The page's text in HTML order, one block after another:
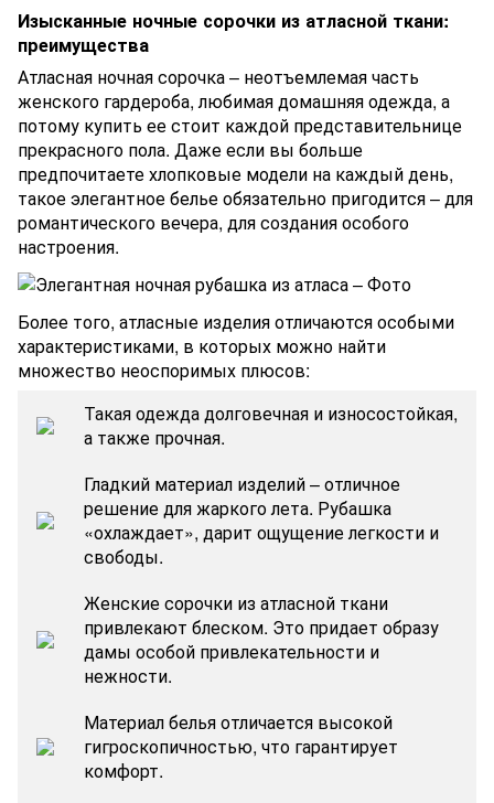
Изысканные ночные сорочки из атласной ткани:
преимущества
Атласная ночная сорочка – неотъемлемая часть
женского гардероба, любимая домашняя одежда, а
потому купить ее стоит каждой представительнице
прекрасного пола. Даже если вы больше
предпочитаете хлопковые модели на каждый день,
такое элегантное белье обязательно пригодится – для
романтического вечера, для создания особого
настроения.
Более того, атласные изделия отличаются особыми
характеристиками, в которых можно найти
множество неоспоримых плюсов:
Такая одежда долговечная и износостойкая,
а также прочная.
Гладкий материал изделий – отличное
решение для жаркого лета. Рубашка
«охлаждает», дарит ощущение легкости и
свободы.
Женские сорочки из атласной ткани
привлекают блеском. Это придает образу
дамы особой привлекательности и
нежности.
Материал белья отличается высокой
гигроскопичностью, что гарантирует
комфорт.